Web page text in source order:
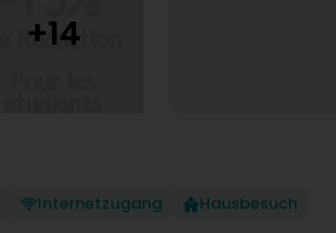
Internetzugang Hausbesuch